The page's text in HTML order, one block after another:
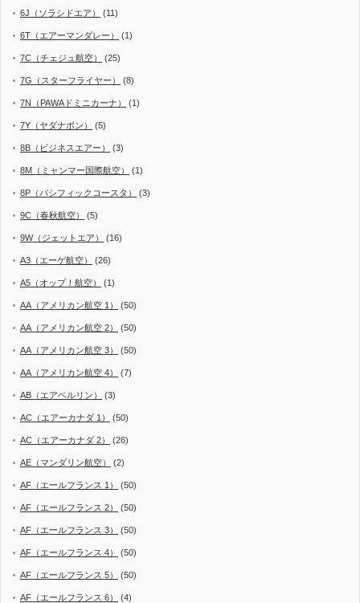
6J（ソラシドエア） (11)
6T（エアーマンダレー） (1)
7C（チェジュ航空） (25)
7G（スターフライヤー） (8)
7N（PAWAドミニカーナ） (1)
7Y（ヤダナポン） (5)
8B（ビジネスエアー） (3)
8M（ミャンマー国際航空） (1)
8P（パシフィックコースタ） (3)
9C（春秋航空） (5)
9W（ジェットエア） (16)
A3（エーゲ航空） (26)
A5（オップ！航空） (1)
AA（アメリカン航空 1） (50)
AA（アメリカン航空 2） (50)
AA（アメリカン航空 3） (50)
AA（アメリカン航空 4） (7)
AB（エアベルリン） (3)
AC（エアーカナダ 1） (50)
AC（エアーカナダ 2） (26)
AE（マンダリン航空） (2)
AF（エールフランス 1） (50)
AF（エールフランス 2） (50)
AF（エールフランス 3） (50)
AF（エールフランス 4） (50)
AF（エールフランス 5） (50)
AF（エールフランス 6） (4)